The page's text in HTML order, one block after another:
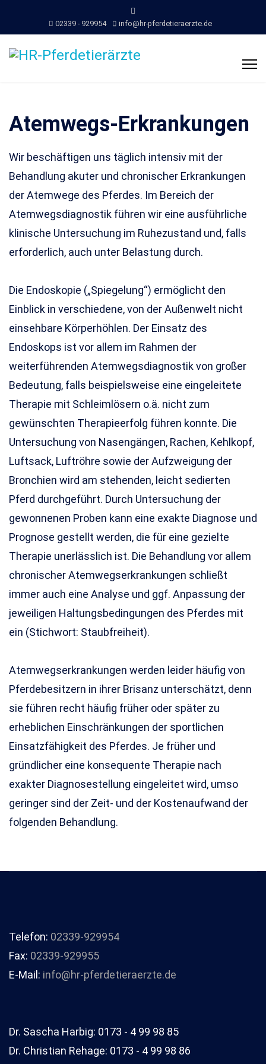
02339 - 929954 info@hr-pferdetieraerzte.de
Atemwegs-Erkrankungen
Wir beschäftigen uns täglich intensiv mit der
Behandlung akuter und chronischer Erkrankungen
der Atemwege des Pferdes. Im Bereich der
Atemwegsdiagnostik führen wir eine ausführliche
klinische Untersuchung im Ruhezustand und, falls
erforderlich, auch unter Belastung durch.
Die Endoskopie („Spiegelung“) ermöglicht den
Einblick in verschiedene, von der Außenwelt nicht
einsehbare Körperhöhlen. Der Einsatz des
Endoskops ist vor allem im Rahmen der
weiterführenden Atemwegsdiagnostik von großer
Bedeutung, falls beispielsweise eine eingeleitete
Therapie mit Schleimlösern o.ä. nicht zum
gewünschten Therapieerfolg führen konnte. Die
Untersuchung von Nasengängen, Rachen, Kehlkopf,
Luftsack, Luftröhre sowie der Aufzweigung der
Bronchien wird am stehenden, leicht sedierten
Pferd durchgeführt. Durch Untersuchung der
gewonnenen Proben kann eine exakte Diagnose und
Prognose gestellt werden, die für eine gezielte
Therapie unerlässlich ist. Die Behandlung vor allem
chronischer Atemwegserkrankungen schließt
immer auch eine Analyse und ggf. Anpassung der
jeweiligen Haltungsbedingungen des Pferdes mit
ein (Stichwort: Staubfreiheit).
Atemwegserkrankungen werden leider häufig von
Pferdebesitzern in ihrer Brisanz unterschätzt, denn
sie führen recht häufig früher oder später zu
erheblichen Einschränkungen der sportlichen
Einsatzfähigkeit des Pferdes. Je früher und
gründlicher eine konsequente Therapie nach
exakter Diagnosestellung eingeleitet wird, umso
geringer sind der Zeit- und der Kostenaufwand der
folgenden Behandlung.
Telefon: 02339-929954
Fax: 02339-929955
E-Mail: info@hr-pferdetieraerzte.de
Dr. Sascha Harbig: 0173 - 4 99 98 85
Dr. Christian Rehage: 0173 - 4 99 98 86